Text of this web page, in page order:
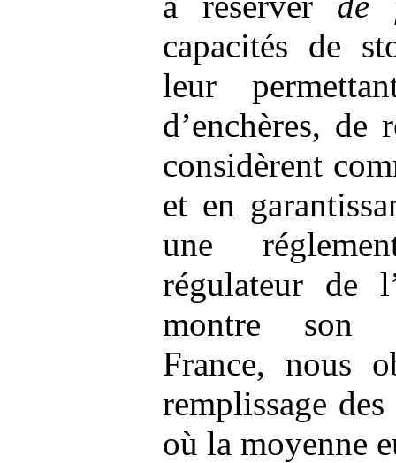
capacités de
leur
d’enchères, de
considèrent
et en
une
régulateur de
montre son
France, nous
remplissage
où la moyenne